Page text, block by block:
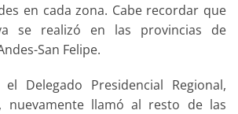
en cada zona. Cabe recordar que
se realizó en las provincias de
San Felipe.
Delegado Presidencial Regional,
nuevamente llamó al resto de las